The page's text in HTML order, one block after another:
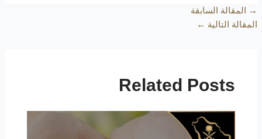
→ المقالة السابقة
المقالة التالية ←
Related Posts